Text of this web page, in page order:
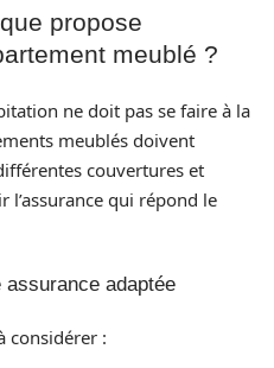
propose
meublé ?
ne doit pas se faire à la
meublés doivent
couvertures et
l’assurance qui répond le
adaptée
considérer :